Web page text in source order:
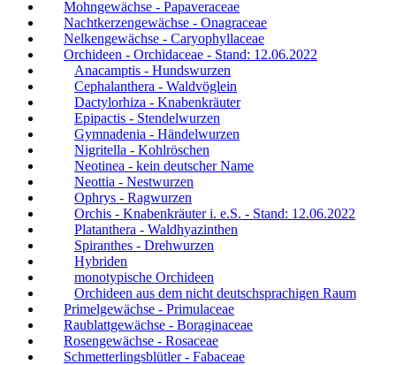
Mohngewächse - Papaveraceae
Nachtkerzengewächse - Onagraceae
Nelkengewächse - Caryophyllaceae
Orchideen - Orchidaceae - Stand: 12.06.2022
Anacamptis - Hundswurzen
Cephalanthera - Waldvöglein
Dactylorhiza - Knabenkräuter
Epipactis - Stendelwurzen
Gymnadenia - Händelwurzen
Nigritella - Kohlröschen
Neotinea - kein deutscher Name
Neottia - Nestwurzen
Ophrys - Ragwurzen
Orchis - Knabenkräuter i. e.S. - Stand: 12.06.2022
Platanthera - Waldhyazinthen
Spiranthes - Drehwurzen
Hybriden
monotypische Orchideen
Orchideen aus dem nicht deutschsprachigen Raum
Primelgewächse - Primulaceae
Raublattgewächse - Boraginaceae
Rosengewächse - Rosaceae
Schmetterlingsblütler - Fabaceae